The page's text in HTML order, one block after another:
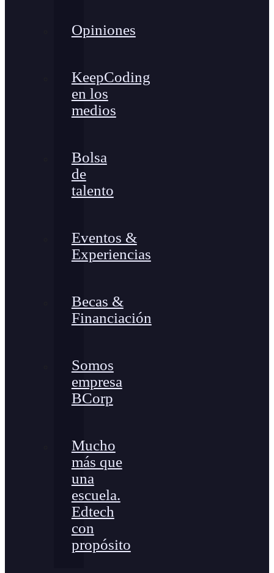
Opiniones
KeepCoding
en los
medios
Bolsa
de
talento
Eventos &
Experiencias
Becas &
Financiación
Somos
empresa
BCorp
Mucho
más que
una
escuela.
Edtech
con
propósito